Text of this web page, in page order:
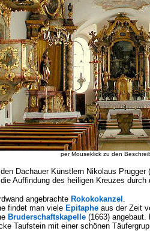
per Mouseklick zu den
Dachauer Künstlern Nikolaus
Auffindung des heiligen Kreuzes
angebrachte Rokokokanzel .
findet man viele Epitaphe aus der Zeit
Bruderschaftskapelle (1663) angebaut.
Taufstein mit einer schönen